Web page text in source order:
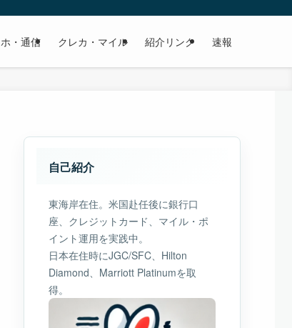
・通信 クレカ・マイル 紹介リンク 速報
自己紹介
東海岸在住。米国赴任後に銀行口
座、クレジットカード、マイル・ポ
イント運用を実践中。
日本在住時にJGC/SFC、Hilton
Diamond、Marriott Platinumを取
得。